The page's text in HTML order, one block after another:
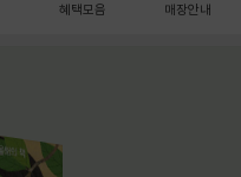
혜택모음 매장안내